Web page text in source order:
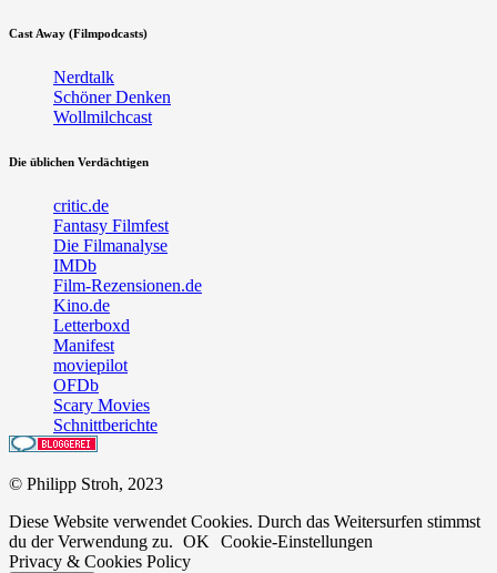
Cast Away (Filmpodcasts)
Nerdtalk
Schöner Denken
Wollmilchcast
Die üblichen Verdächtigen
critic.de
Fantasy Filmfest
Die Filmanalyse
IMDb
Film-Rezensionen.de
Kino.de
Letterboxd
Manifest
moviepilot
OFDb
Scary Movies
Schnittberichte
© Philipp Stroh, 2023
Diese Website verwendet Cookies. Durch das Weitersurfen stimmst
du der Verwendung zu. OK
Cookie-Einstellungen
Privacy & Cookies Policy